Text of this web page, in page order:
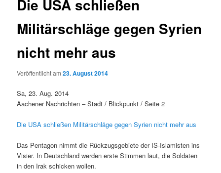
Die USA schließen
Militärschläge gegen Syrien
nicht mehr aus
Veröffentlicht am23. August 2014
Sa, 23. Aug. 2014
Aachener Nachrichten – Stadt / Blickpunkt / Seite 2
Die USA schließen Militärschläge gegen Syrien nicht mehr aus
Das Pentagon nimmt die Rückzugsgebiete der IS-Islamisten ins
Visier. In Deutschland werden erste Stimmen laut, die Soldaten
in den Irak schicken wollen.